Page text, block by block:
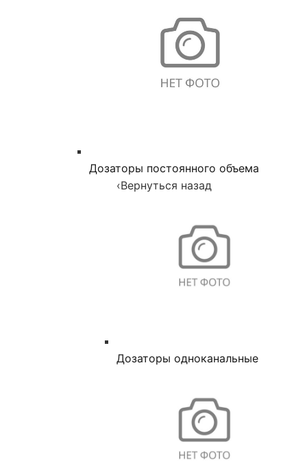
Дозаторы постоянного объема
‹Вернуться назад
Дозаторы одноканальные